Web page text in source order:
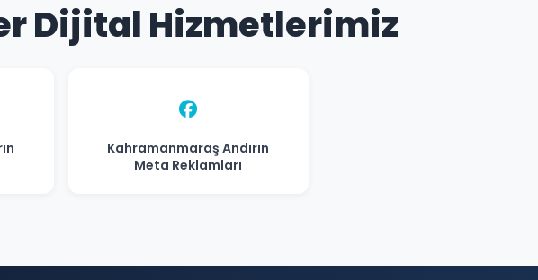
Dijital Hizmetlerimiz
Kahramanmaraş Andırın
Meta Reklamları